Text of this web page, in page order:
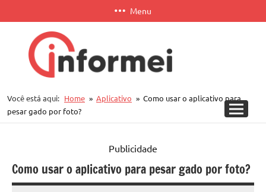
para
conteúdo
Menu
Você está aqui: Home Aplicativo
Como usar o aplicativo para
pesar gado por foto?
Publicidade
Como usar o aplicativo para pesar gado por foto?